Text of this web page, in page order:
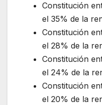
Constitución
el 35% de la
Constitución
el 28% de la
Constitución
el 24% de la
Constitución
el 20% de la